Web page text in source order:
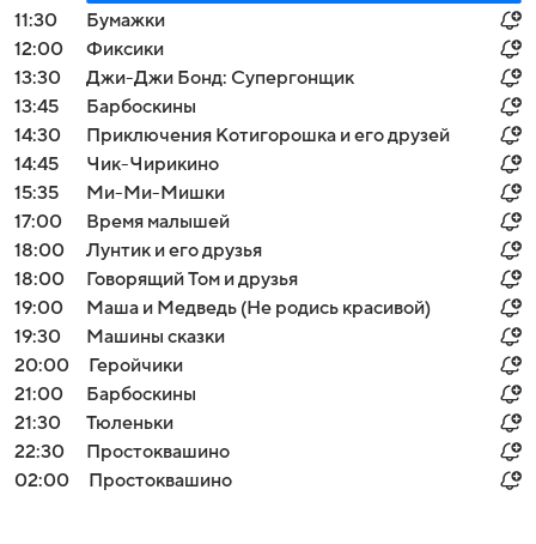
11:30
Бумажки
12:00
Фиксики
13:30
Джи-Джи Бонд: Супергонщик
13:45
Барбоскины
14:30
Приключения Котигорошка и его друзей
14:45
Чик-Чирикино
15:35
Ми-Ми-Мишки
17:00
Время малышей
18:00
Лунтик и его друзья
18:00
Говорящий Том и друзья
19:00
Маша и Медведь (Не родись красивой)
19:30
Машины сказки
20:00
Геройчики
21:00
Барбоскины
21:30
Тюленьки
22:30
Простоквашино
02:00
Простоквашино